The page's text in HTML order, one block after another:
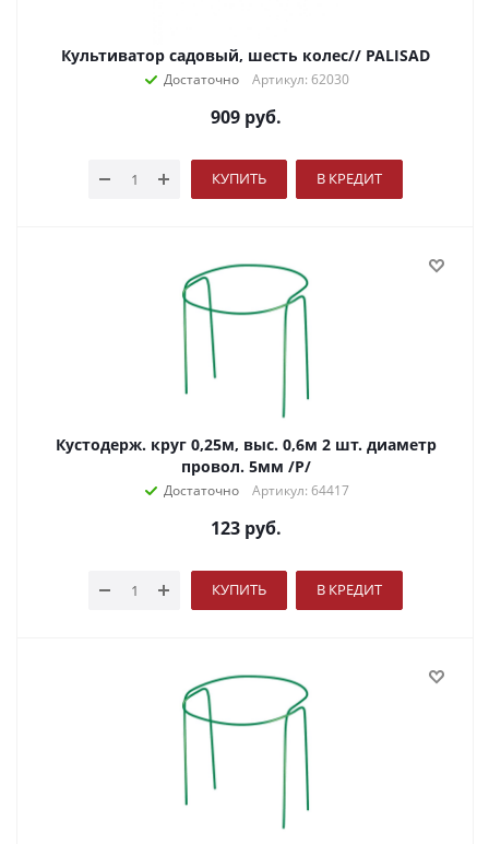
Культиватор садовый, шесть колес// PALISAD
Достаточно Артикул: 62030
909руб.
КУПИТЬ В КРЕДИТ
Кустодерж. круг 0,25м, выс. 0,6м 2 шт. диаметр
провол. 5мм /Р/
Достаточно Артикул: 64417
123руб.
КУПИТЬ В КРЕДИТ